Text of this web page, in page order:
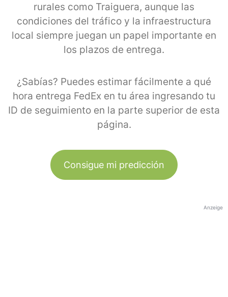
rurales como Traiguera, aunque las
condiciones del tráfico y la infraestructura
local siempre juegan un papel importante en
los plazos de entrega.
¿Sabías? Puedes estimar fácilmente a qué
hora entrega FedEx en tu área ingresando tu
ID de seguimiento en la parte superior de esta
página.
Consigue mi predicción
Anzeige